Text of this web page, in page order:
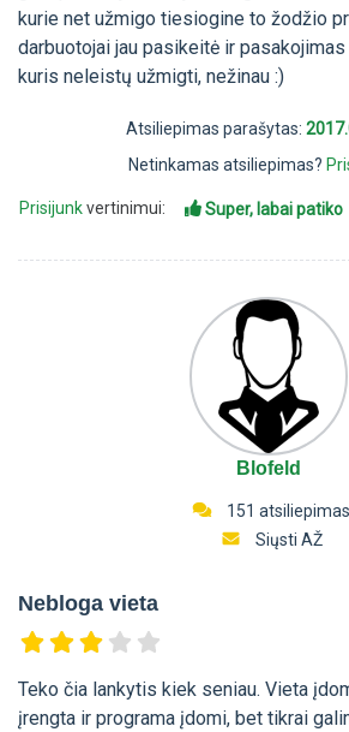
kurie net užmigo tiesiogine to žodžio
darbuotojai jau pasikeitė ir
kuris neleistų užmigti, nežinau :)
Atsiliepimas parašytas:
Netinkamas atsiliepimas?
Prisijunkvertinimui: Super, labai patiko
Blofeld
151 atsiliepimas
Siųsti AŽ
Nebloga vieta
Teko čia lankytis kiek seniau. Vieta
įrengta ir programa įdomi, bet tikrai